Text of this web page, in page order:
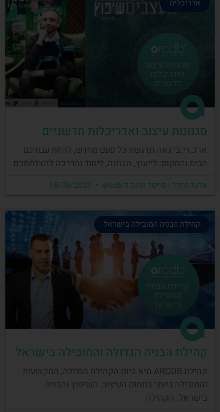
אדריכלים
סגנונות עיצוב ואדריכלות חדשניים
ארכ.די.בי גאה ונרגשת כל פעם מחדש, להיות עבורכם
הבית והמקום: לייעוץ, הכוונה, לימוד והדרכה להצלחתכם
אלעד גרגיר - מייסד ומנכ"ל arcdb
קהילת הבניה המובילה בישראל
קהילת הבניה הגדולה והמובילה בישראל
קהילת ARCDB היא כיום הקהילה הגדולה, המקצועית
והמובילה ביותר בתחום העיצוב, השיפוץ והבניה
בישראל. הקהילה